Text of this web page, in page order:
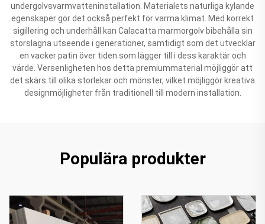
undergolvsvarmvatteninstallation. Materialets naturliga kylande
egenskaper gör det också perfekt för varma klimat. Med korrekt
sigillering och underhåll kan Calacatta marmorgolv bibehålla sin
storslagna utseende i generationer, samtidigt som det utvecklar
en vacker patin över tiden som lägger till i dess karaktär och
värde. Versenligheten hos detta premiummaterial möjliggör att
det skärs till olika storlekar och mönster, vilket möjliggör kreativa
designmöjligheter från traditionell till modern installation.
Populära produkter